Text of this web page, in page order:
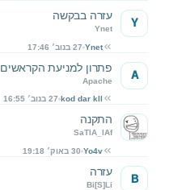
עזרה בבקשה
Ynet
Ynet 27 בנוב׳ 17:46
Y
פתרון למניעת הקראשים
Apache
kod dar kll 27 בנוב׳ 16:55
A
התקנה
SaTlA_lAf
Yo4v 30 באוק׳ 19:18
עזרה
Bi[S]Li B